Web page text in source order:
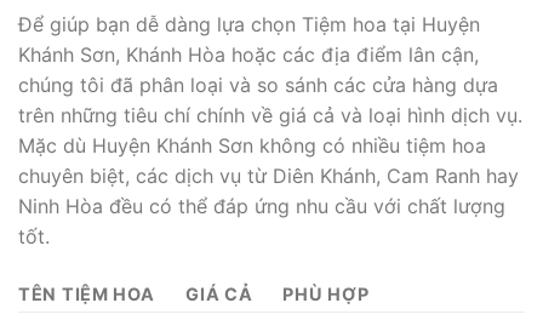
Để giúp bạn dễ dàng lựa chọn Tiệm hoa tại Huyện
Khánh Sơn, Khánh Hòa hoặc các địa điểm lân cận,
chúng tôi đã phân loại và so sánh các cửa hàng dựa
trên những tiêu chí chính về giá cả và loại hình dịch vụ.
Mặc dù Huyện Khánh Sơn không có nhiều tiệm hoa
chuyên biệt, các dịch vụ từ Diên Khánh, Cam Ranh hay
Ninh Hòa đều có thể đáp ứng nhu cầu với chất lượng
tốt.
TÊN TIỆM HOA GIÁ CẢ PHÙ HỢP